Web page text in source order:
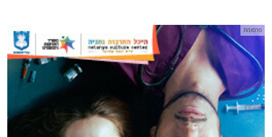
פרסומת